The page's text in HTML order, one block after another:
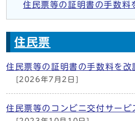
住民票等の証明書の手数料
住民票
住民票等の証明書の手数料を改
[2026年7月2日]
住民票等のコンビニ交付サービ